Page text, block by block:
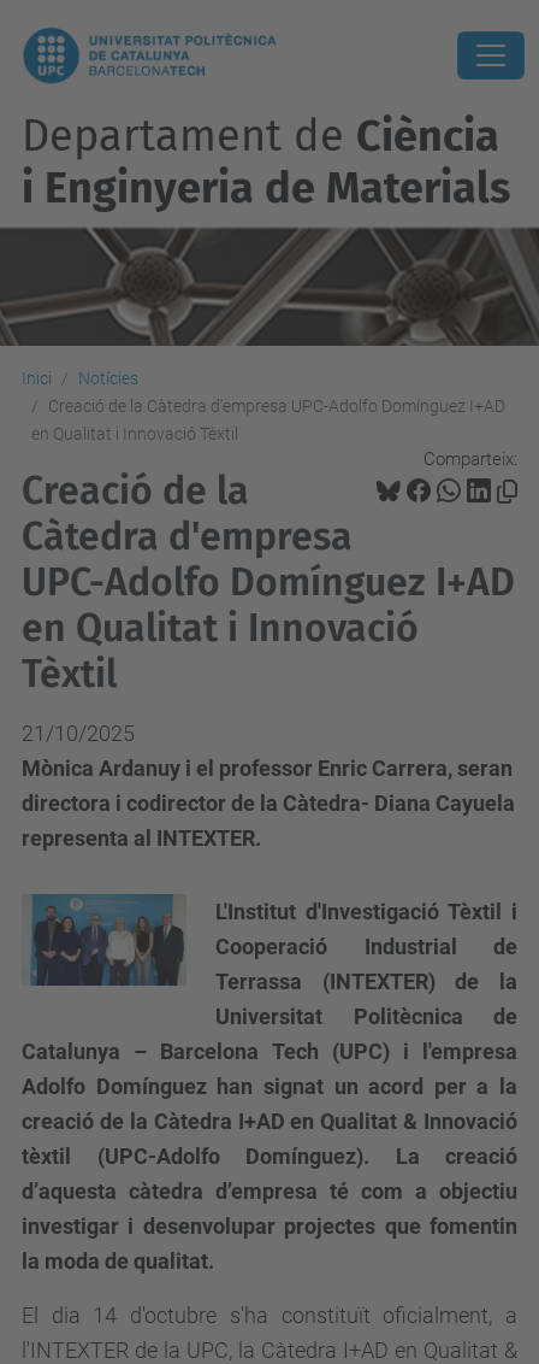
Departament de Ciència
i Enginyeria de Materials
Inici
Notícies
Creació de la Càtedra d'empresa UPC-Adolfo Domínguez I+AD
en Qualitat i Innovació Tèxtil
Comparteix:
Creació de la
Càtedra d'empresa
UPC-Adolfo Domínguez I+AD
en Qualitat i Innovació
Tèxtil
21/10/2025
Mònica Ardanuy i el professor Enric Carrera, seran
directora i codirector de la Càtedra- Diana Cayuela
representa al INTEXTER.
L'Institut d'Investigació Tèxtil i
Cooperació Industrial de
Terrassa (INTEXTER) de la
Universitat Politècnica de
Catalunya – Barcelona Tech (UPC) i l'empresa
Adolfo Domínguez han signat un acord per a la
creació de la Càtedra I+AD en Qualitat & Innovació
tèxtil (UPC-Adolfo Domínguez).
La creació
d’aquesta càtedra d’empresa té com a objectiu
investigar i desenvolupar projectes que fomentin
la moda de qualitat.
El dia 14 d'octubre s'ha constituït oficialment, a
l'INTEXTER de la UPC, la Càtedra I+AD en Qualitat &